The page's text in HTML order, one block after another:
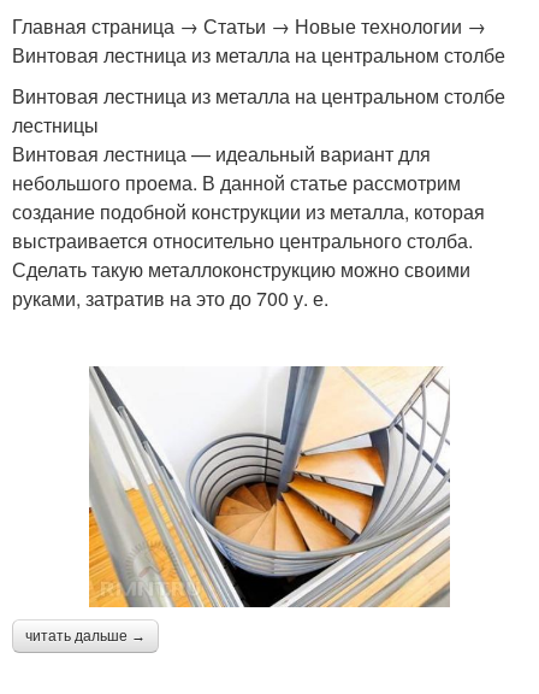
Главная страница → Статьи → Новые технологии →
Винтовая лестница из металла на центральном столбе
Винтовая лестница из металла на центральном столбе
лестницы
Винтовая лестница — идеальный вариант для
небольшого проема. В данной статье рассмотрим
создание подобной конструкции из металла, которая
выстраивается относительно центрального столба.
Сделать такую металлоконструкцию можно своими
руками, затратив на это до 700 у. е.
читать дальше →